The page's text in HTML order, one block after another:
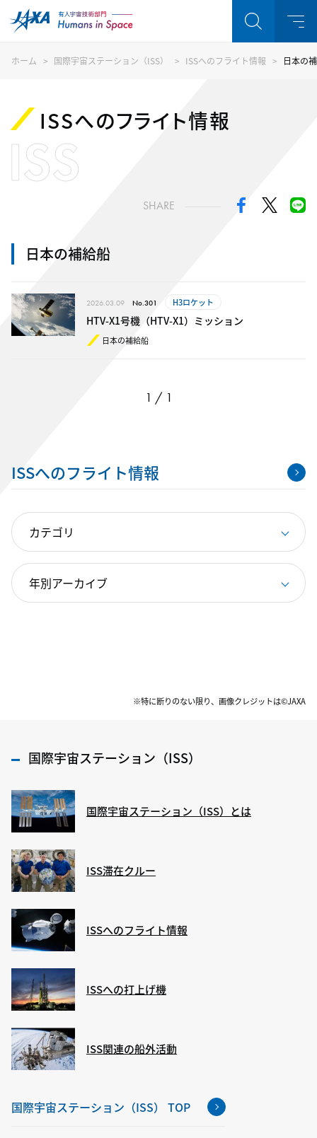
ホーム 国際宇宙ステーション（ISS） ISSへのフライト情報 日本の
ISSへのフライト情報
ISS
SHARE
日本の補給船
2026.03.09 No.301 H3ロケット
HTV-X1号機（HTV-X1）ミッション
日本の補給船
1 / 1
ISSへのフライト情報
※特に断りのない限り、画像クレジットは©JAXA
国際宇宙ステーション（ISS）
国際宇宙ステーション（ISS）とは
ISS滞在クルー
ISSへのフライト情報
ISSへの打上げ機
ISS関連の船外活動
国際宇宙ステーション（ISS） TOP